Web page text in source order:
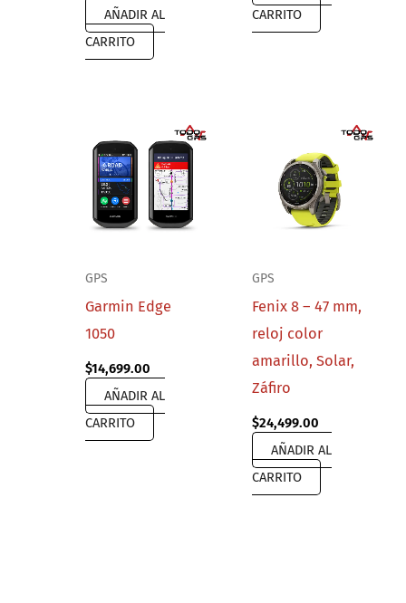
AÑADIR AL
CARRITO
CARRITO
GPS
Garmin Edge
1050
$14,699.00
AÑADIR AL
CARRITO
GPS
Fenix 8 – 47 mm,
reloj color
amarillo, Solar,
Záfiro
$24,499.00
AÑADIR AL
CARRITO